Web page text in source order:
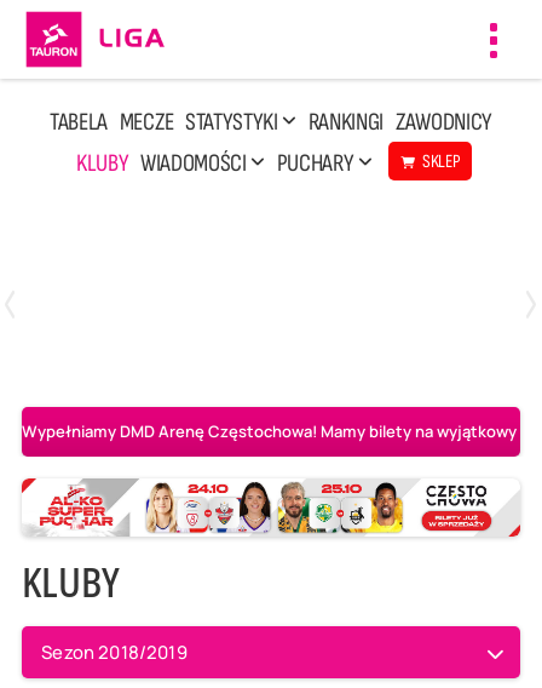
TABELA MECZE STATYSTYKI RANKINGI ZAWODNICY
KLUBY WIADOMOŚCI PUCHARY SKLEP
Wypełniamy DMD Arenę Częstochowa! Mamy bilety na wyjątkowy
KLUBY
Sezon 2018/2019